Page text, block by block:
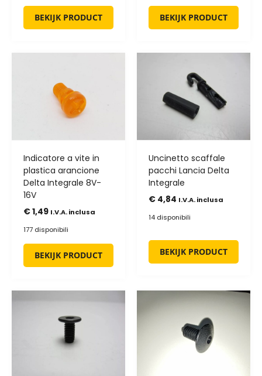
BEKIJK PRODUCT BEKIJK PRODUCT
Indicatore a vite in
plastica arancione
Delta Integrale 8V-
16V
€1,49 I.V.A. inclusa
177 disponibili
BEKIJK PRODUCT
Uncinetto scaffale
pacchi Lancia Delta
Integrale
€ 4,84 I.V.A. inclusa
14 disponibili
BEKIJK PRODUCT